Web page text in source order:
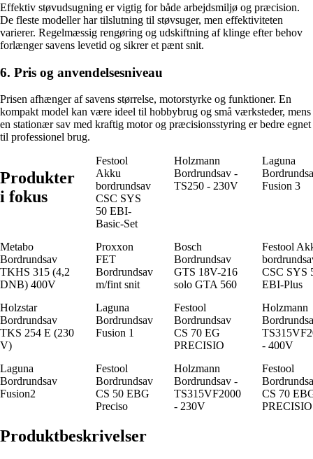
Effektiv støvudsugning er vigtig for både arbejdsmiljø og præcision.
De fleste modeller har tilslutning til støvsuger, men effektiviteten
varierer. Regelmæssig rengøring og udskiftning af klinge efter behov
forlænger savens levetid og sikrer et pænt snit.
6. Pris og anvendelsesniveau
Prisen afhænger af savens størrelse, motorstyrke og funktioner. En
kompakt model kan være ideel til hobbybrug og små værksteder, mens
en stationær sav med kraftig motor og præcisionsstyring er bedre egnet
til professionel brug.
Produkter
i fokus
Festool
Akku
bordrundsav
CSC SYS
50 EBI-
Basic-Set
Holzmann
Bordrundsav -
TS250 - 230V
Laguna
Fusion 3
Metabo
Bordrundsav
TKHS 315 (4,2
DNB) 400V
Proxxon
FET
Bordrundsav
m/fint snit
Bosch
Bordrundsav
GTS 18V-216
solo GTA 560
Festool
CSC SYS
EBI-Plus
Holzstar
Bordrundsav
TKS 254 E (230
V)
Laguna
Bordrundsav
Fusion 1
Festool
Bordrundsav
CS 70 EG
PRECISIO
Holzmann
- 400V
Laguna
Bordrundsav
Fusion2
Festool
Bordrundsav
CS 50 EBG
Preciso
Holzmann
Bordrundsav -
TS315VF2000
- 230V
Festool
CS 70
PRECISIO
Produktbeskrivelser